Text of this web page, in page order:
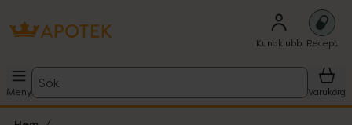
Kundklubb Recept
Meny
Sök
Varukorg